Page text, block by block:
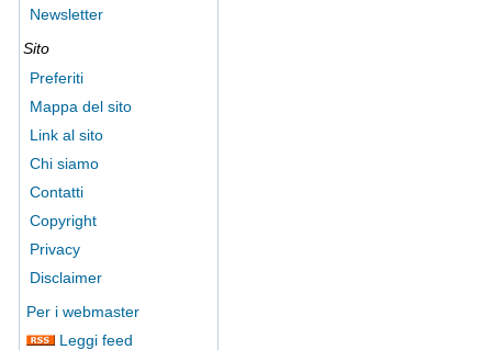
Newsletter
Sito
Preferiti
Mappa del sito
Link al sito
Chi siamo
Contatti
Copyright
Privacy
Disclaimer
Per i webmaster
Leggi feed